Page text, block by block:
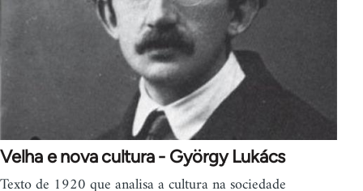
Velha e nova cultura - György Lukács
Texto de 1920 que analisa a cultura na sociedade